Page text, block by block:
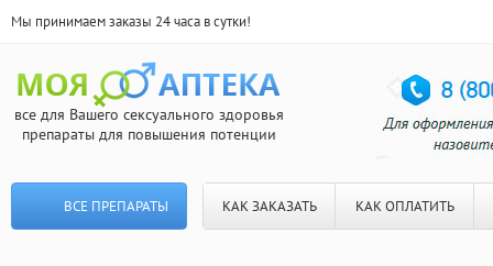
Мы принимаем заказы 24 часа в сутки!
все для Вашего сексуального здоровья
препараты для повышения потенции
ВСЕ ПРЕПАРАТЫ КАК ЗАКАЗАТЬ КАК ОПЛАТИТЬ